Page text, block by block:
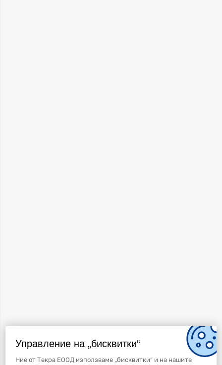
Управление на „бисквитки“
Ние от Текра ЕООД използваме „бисквитки“ и на нашите